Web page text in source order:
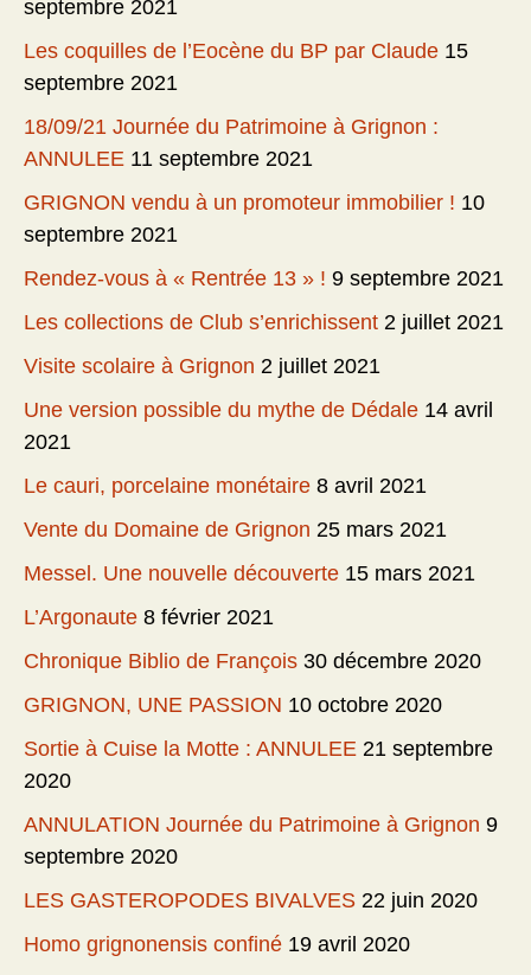
septembre 2021
Les coquilles de l’Eocène du BP par Claude 15
septembre 2021
18/09/21 Journée du Patrimoine à Grignon :
ANNULEE 11 septembre 2021
GRIGNON vendu à un promoteur immobilier ! 10
septembre 2021
Rendez-vous à « Rentrée 13 » ! 9 septembre 2021
Les collections de Club s’enrichissent 2 juillet 2021
Visite scolaire à Grignon 2 juillet 2021
Une version possible du mythe de Dédale 14 avril
2021
Le cauri, porcelaine monétaire 8 avril 2021
Vente du Domaine de Grignon 25 mars 2021
Messel. Une nouvelle découverte 15 mars 2021
L’Argonaute 8 février 2021
Chronique Biblio de François 30 décembre 2020
GRIGNON, UNE PASSION 10 octobre 2020
Sortie à Cuise la Motte : ANNULEE 21 septembre
2020
ANNULATION Journée du Patrimoine à Grignon 9
septembre 2020
LES GASTEROPODES BIVALVES 22 juin 2020
Homo grignonensis confiné 19 avril 2020